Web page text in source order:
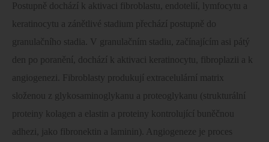
Postupně dochází k aktivaci fibroblastu, endotelií, lymfocytu a
keratinocytu a zánětlivé stadium přechází postupně do
granulačního stadia. V granulačním stadiu, začínajícím asi pátý
den po poranění, dochází k aktivaci keratinocytu, fibroplazii a k
angiogenezi. Fibroblasty produkují extracelulární matrix
složenou z glykosaminoglykanu a proteoglykanu (strukturální
proteiny kolagen a elastin a proteiny kontrolující buněčnou
adhezi, jako fibronektin a laminin). Angiogeneze je proces